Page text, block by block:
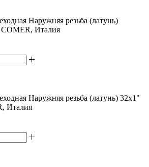
Наружняя резьба (латунь)
Италия
Наружняя резьба (латунь) 32х1"
Италия